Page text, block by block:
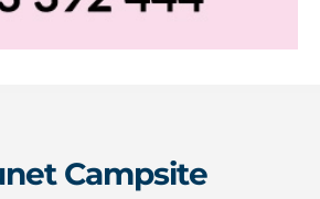
Campsite